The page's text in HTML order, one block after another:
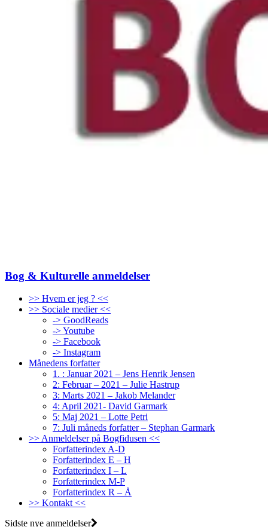
Bog & Kulturelle anmeldelser
>> Hvem er jeg ? <<
>> Sociale medier <<
-> GoodReads
-> Youtube
-> Facebook
-> Instagram
Månedens forfatter
1. : Januar 2021 – Jens Henrik Jensen
2: Februar – 2021 – Julie Hastrup
3: Marts 2021 – Jakob Melander
4: April 2021- David Garmark
5: Maj 2021 – Lotte Petri
7: Juli måneds forfatter – Stephan Garmark
>> Anmeldelser på Bogfidusen <<
Forfatterindex A-D
Forfatterindex E – H
Forfatterindex I – L
Forfatterindex M-P
Forfatterindex R – Å
>> Kontakt <<
Sidste nye anmeldelser